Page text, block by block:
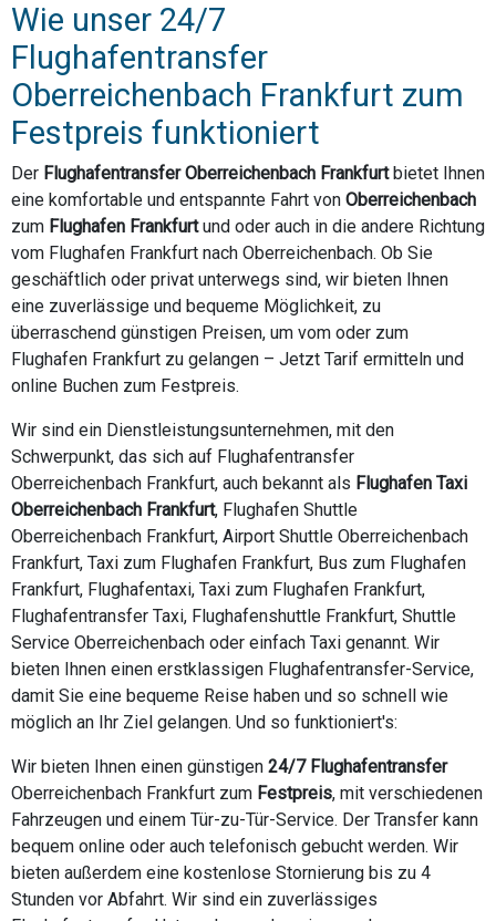
Wie unser 24/7
Flughafentransfer
Oberreichenbach Frankfurt zum
Festpreis funktioniert
Der Flughafentransfer Oberreichenbach Frankfurtbietet Ihnen
eine komfortable und entspannte Fahrt von Oberreichenbach
zum Flughafen Frankfurtund oder auch in die andere Richtung
vom Flughafen Frankfurt nach Oberreichenbach. Ob Sie
geschäftlich oder privat unterwegs sind, wir bieten Ihnen
eine zuverlässige und bequeme Möglichkeit, zu
überraschend günstigen Preisen, um vom oder zum
Flughafen Frankfurt zu gelangen – Jetzt Tarif ermitteln und
online Buchen zum Festpreis.
Wir sind ein Dienstleistungsunternehmen, mit den
Schwerpunkt, das sich auf Flughafentransfer
Oberreichenbach Frankfurt, auch bekannt als Flughafen Taxi
Oberreichenbach Frankfurt, Flughafen Shuttle
Oberreichenbach Frankfurt, Airport Shuttle Oberreichenbach
Frankfurt, Taxi zum Flughafen Frankfurt, Bus zum Flughafen
Frankfurt, Flughafentaxi, Taxi zum Flughafen Frankfurt,
Flughafentransfer Taxi, Flughafenshuttle Frankfurt, Shuttle
Service Oberreichenbach oder einfach Taxi genannt. Wir
bieten Ihnen einen erstklassigen Flughafentransfer-Service,
damit Sie eine bequeme Reise haben und so schnell wie
möglich an Ihr Ziel gelangen. Und so funktioniert's:
Wir bieten Ihnen einen günstigen 24/7 Flughafentransfer
Oberreichenbach Frankfurt zum Festpreis, mit verschiedenen
Fahrzeugen und einem Tür-zu-Tür-Service. Der Transfer kann
bequem online oder auch telefonisch gebucht werden. Wir
bieten außerdem eine kostenlose Stornierung bis zu 4
Stunden vor Abfahrt. Wir sind ein zuverlässiges